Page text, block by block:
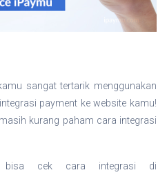
sangat tertarik menggunakan
payment ke website kamu!
kurang paham cara integrasi
bisa cek cara integrasi di